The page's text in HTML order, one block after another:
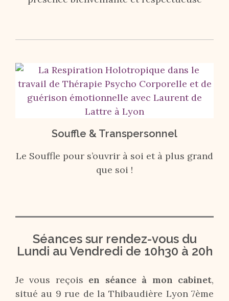
Souffle & Transpersonnel
Le Souffle pour s’ouvrir à soi et à plus grand
que soi !
Séances sur rendez-vous du
Lundi au Vendredi de 10h30 à 20h
Je vous reçois en séance à mon cabinet,
situé au 9 rue de la Thibaudière Lyon 7ème